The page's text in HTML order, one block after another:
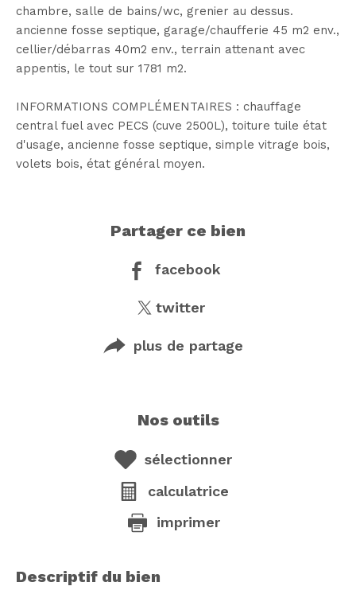
chambre, salle de bains/wc, grenier au dessus.
ancienne fosse septique, garage/chaufferie 45 m2 env.,
cellier/débarras 40m2 env., terrain attenant avec
appentis, le tout sur 1781 m2.
INFORMATIONS COMPLÉMENTAIRES : chauffage
central fuel avec PECS (cuve 2500L), toiture tuile état
d'usage, ancienne fosse septique, simple vitrage bois,
volets bois, état général moyen.
partager ce bien
facebook
twitter
plus de partage
nos outils
sélectionner
calculatrice
imprimer
descriptif du bien